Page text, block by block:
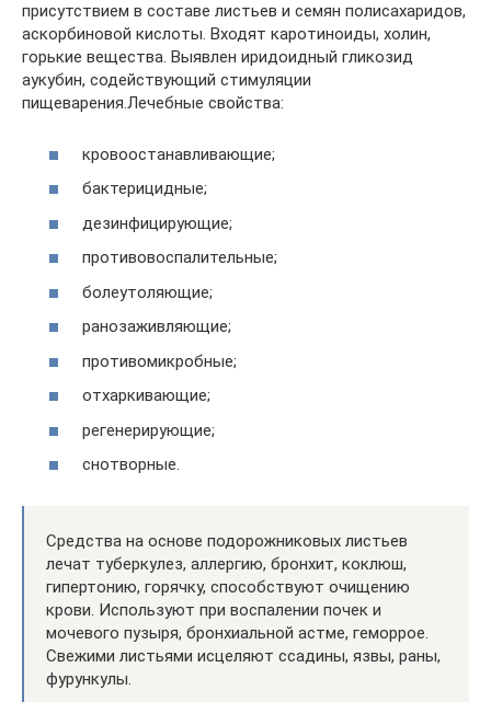
присутствием в составе листьев и семян полисахаридов,
аскорбиновой кислоты. Входят каротиноиды, холин,
горькие вещества. Выявлен иридоидный гликозид
аукубин, содействующий стимуляции
пищеварения.Лечебные свойства:
кровоостанавливающие;
бактерицидные;
дезинфицирующие;
противовоспалительные;
болеутоляющие;
ранозаживляющие;
противомикробные;
отхаркивающие;
регенерирующие;
снотворные.
Средства на основе подорожниковых листьев
лечат туберкулез, аллергию, бронхит, коклюш,
гипертонию, горячку, способствуют очищению
крови. Используют при воспалении почек и
мочевого пузыря, бронхиальной астме, геморрое.
Свежими листьями исцеляют ссадины, язвы, раны,
фурункулы.